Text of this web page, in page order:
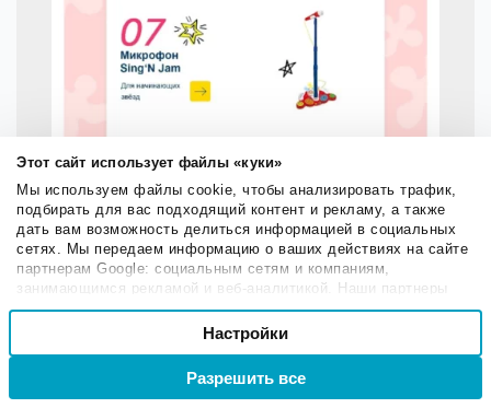
Этот сайт использует файлы «куки»
Мы используем файлы cookie, чтобы анализировать трафик,
подбирать для вас подходящий контент и рекламу, а также
дать вам возможность делиться информацией в социальных
сетях. Мы передаем информацию о ваших действиях на сайте
партнерам Google: социальным сетям и компаниям,
занимающимся рекламой и веб-аналитикой. Наши партнеры
могут комбинировать эти сведения с предоставленной вами
информацией, а также данными, которые они получили при
использовании вами их сервисов.
Выбор
Настроечные
Настройки
Разрешить все